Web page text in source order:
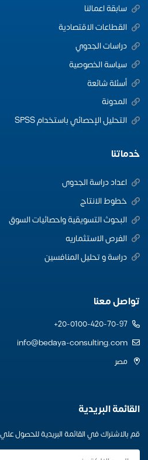
سابقة اعمالنا
القطاعات الاقتصادية
دراسات الجدوي
سياسة الخصوصية
أسئلة شائعة
المدونة
التحليل الإحصائي باستخدام SPSS
خدماتنا
اعداد دراسة الجدوى
خطوط الانتاج
البحوث التسويقية واحصائيات السوق
الفرص الاستثماريه
دراسة و تحليل المنافسين
تواصل معنا
20-0100-420-70-97+
info@bedaya-consulting.com
مصر
القائمة البريدية
قم بالاشتراك في القائمة البريدية للحصول